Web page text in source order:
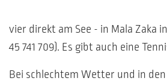
vier direkt am See - in Mala Zaka
45 741 709). Es gibt auch eine
Bei schlechtem Wetter und in